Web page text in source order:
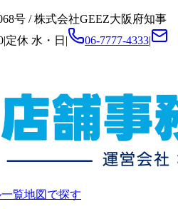
号 /株式会社GEEZ大阪府知事
|定休 水・日 | 06-7777-4333|
覧地図で探す